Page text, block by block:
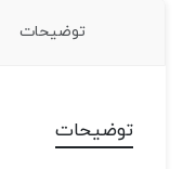
توضیحات
توضیحات